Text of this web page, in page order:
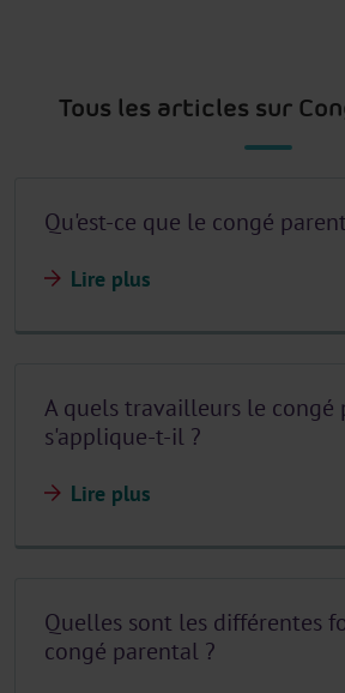
Tous les articles sur
Qu'est-ce que le congé
Lire plus
A quels travailleurs le congé
s'applique-t-il ?
Lire plus
Quelles sont les différentes
congé parental ?